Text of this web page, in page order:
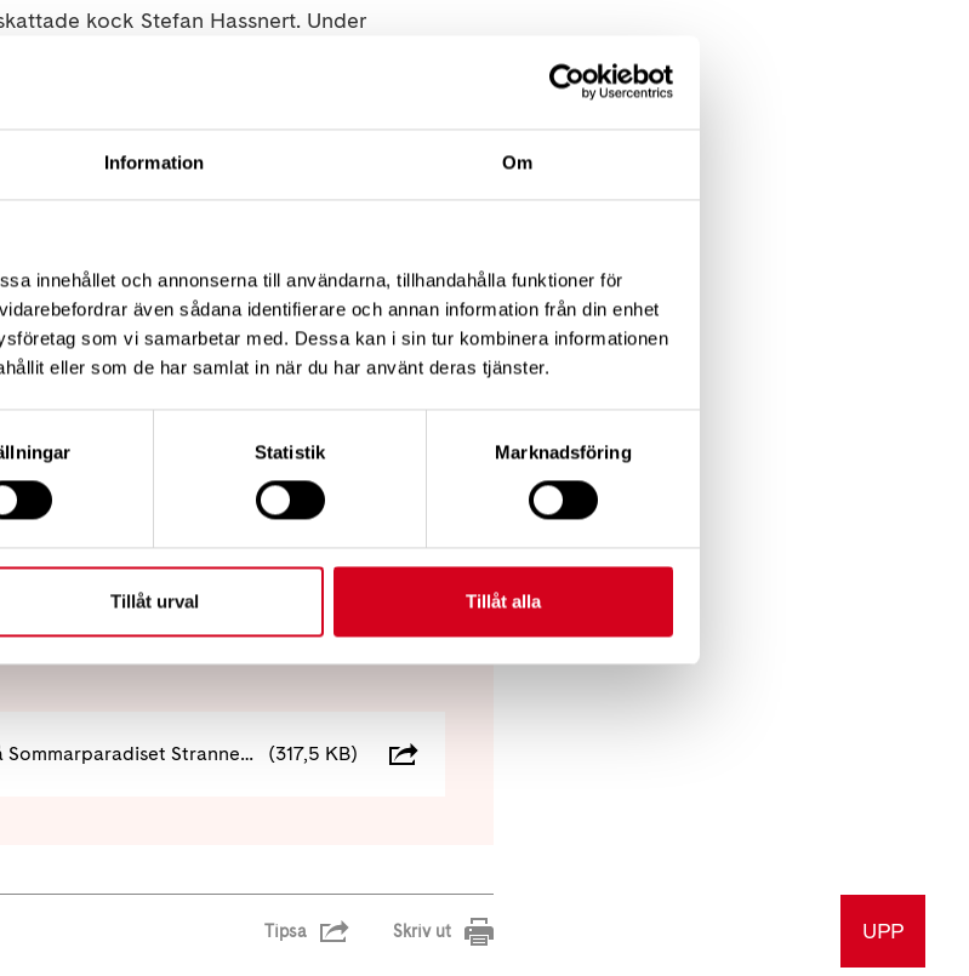
Information Om
innehållet och annonserna till användarna, tillhandahålla funktioner för
även sådana identifierare och annan information från din enhet
som vi samarbetar med. Dessa kan i sin tur kombinera informationen
eller som de har samlat in när du har använt deras tjänster.
Statistik Marknadsföring
Tillåt urval Tillåt alla
kock Stefan Hassnert. Under
ring Maria som är
också tillgängliga på natten om något akut
till exempel hjälp med påklädning eller
hemsjukvård eller medföljande person
eller hemsjukvård utförd på Strannegården,
tid innan vistelsen."
Inbjudan Från Neuroförbundet Göteborg Att Bo På Sommarparadiset Strannegården I Sommar (317,5 KB)
Tipsa Skriv ut UPP